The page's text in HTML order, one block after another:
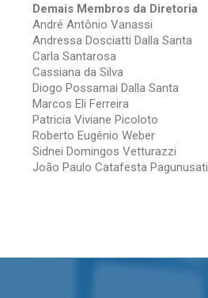
Demais Membros da Diretoria
André Antônio Vanassi
Andressa Dosciatti Dalla Santa
Carla Santarosa
Cassiana da Silva
Diogo Possamai Dalla Santa
Marcos Eli Ferreira
Patricia Viviane Picoloto
Roberto Eugênio Weber
Sidnei Domingos Vetturazzi
João Paulo Catafesta Pagunusati